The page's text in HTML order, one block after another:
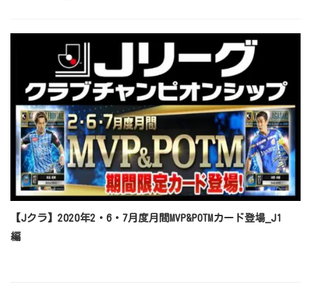
【Jクラ】2020年2・6・7月度月間MVP&POTMカード登場_J1
編